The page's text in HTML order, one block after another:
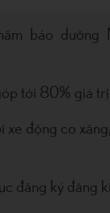
bảo dưỡng
tới 80% giá trị
xe động cơ
đăng ký đăng